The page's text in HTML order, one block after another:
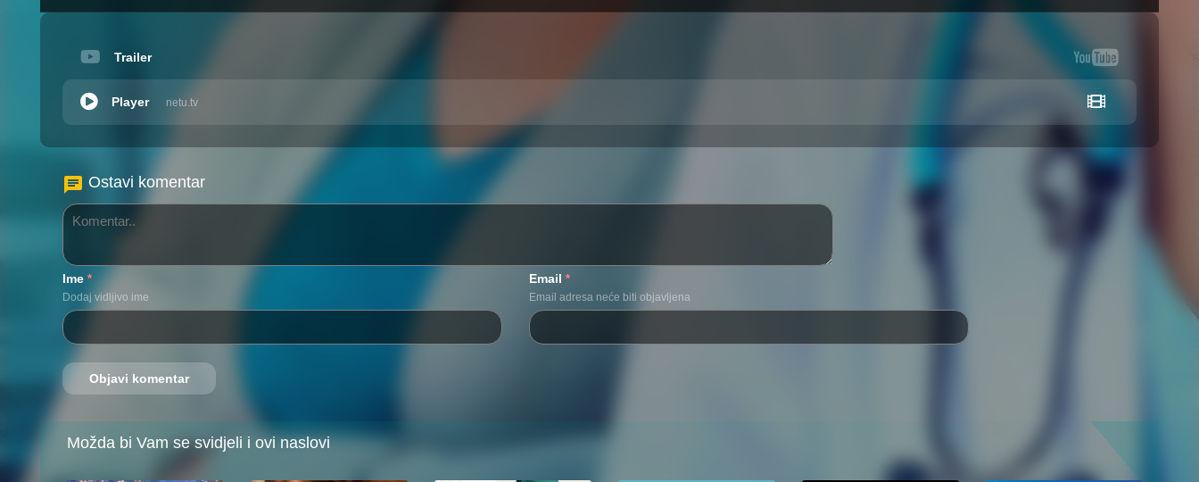
Trailer
netu.tv
Player
Ostavi komentar
Ime *
Dodaj vidljivo ime
Email *
Email adresa neće biti objavljena
Možda bi Vam se svidjeli i ovi naslovi